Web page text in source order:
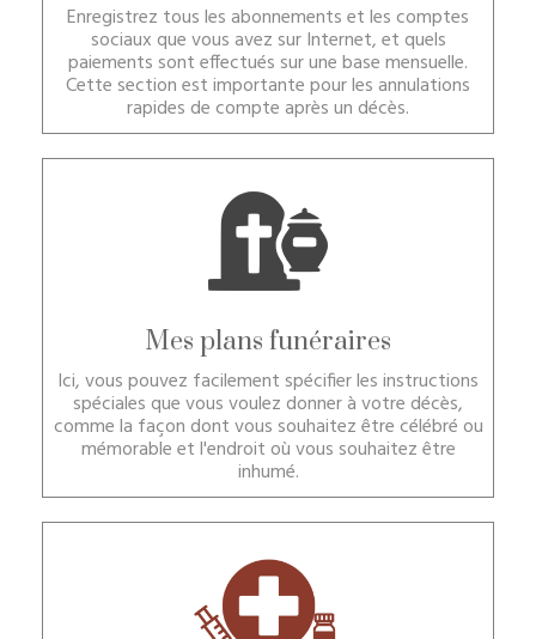
Enregistrez tous les abonnements et les comptes
sociaux que vous avez sur Internet, et quels
paiements sont effectués sur une base mensuelle.
Cette section est importante pour les annulations
rapides de compte après un décès.
Mes plans funéraires
Ici, vous pouvez facilement spécifier les instructions
spéciales que vous voulez donner à votre décès,
comme la façon dont vous souhaitez être célébré ou
mémorable et l'endroit où vous souhaitez être
inhumé.